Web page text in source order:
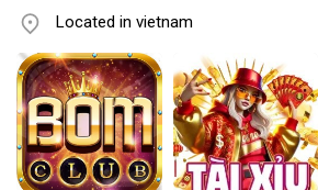
Located in vietnam